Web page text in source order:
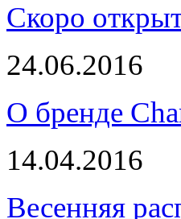
Скоро
24.06.2016
О бренде
14.04.2016
Весенняя